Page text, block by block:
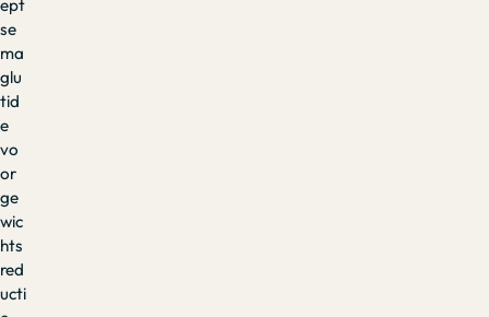
ept
se
ma
glu
tid
e
vo
or
ge
wic
hts
red
ucti